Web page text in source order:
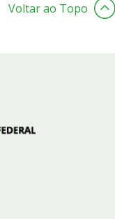
Voltar ao Topo